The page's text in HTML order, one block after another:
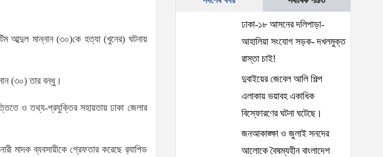
আব্দুল মান্নান (৩০)কে হত্যা (খুনের) ঘটনায়
(৩০) তার বন্ধু।
ও তথ্য-প্রযুক্তির সহায়তায় ঢাকা জেলার
মাদক ব্যবসায়ীকে গ্রেফতার করেছে র‌্যাপিড
ঢাকা-১৮ আসনের দলিপাড়া-
আহালিয়া সংযোগ সড়ক- দখলমুক্ত
রাস্তা চাই!
দুবাইয়ের জেবেল আলি শিল্প
এলাকায় ভয়াবহ একাধিক
বিস্ফোরণের ঘটনা ঘটেছে।
জনআকাঙ্ক্ষা ও জুলাই সনদের
আলোকে বৈষম্যহীন বাংলাদেশ